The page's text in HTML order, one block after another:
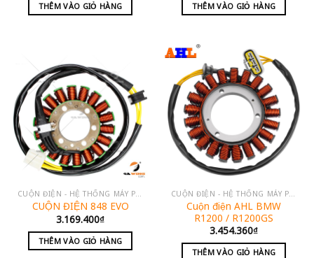
THÊM VÀO GIỎ HÀNG THÊM VÀO GIỎ HÀNG
CUỘN ĐIỆN - HỆ THỐNG MÁY PHÁT
CUỘN ĐIỆN 848 EVO
3.169.400₫
THÊM VÀO GIỎ HÀNG
CUỘN ĐIỆN - HỆ THỐNG MÁY PHÁT
Cuộn điện AHL BMW
R1200 / R1200GS
3.454.360₫
THÊM VÀO GIỎ HÀNG